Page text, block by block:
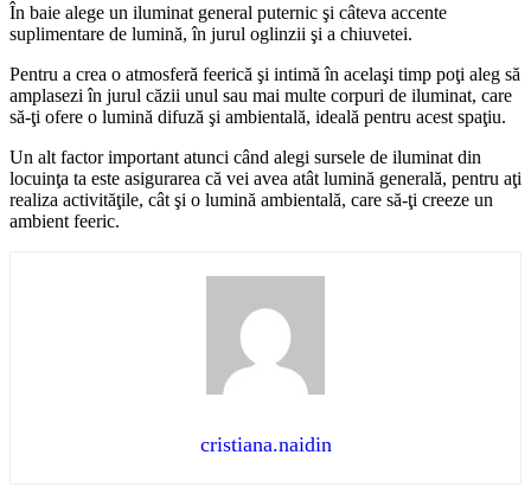
În baie alege un iluminat general puternic şi câteva accente
suplimentare de lumină, în jurul oglinzii şi a chiuvetei.
Pentru a crea o atmosferă feerică şi intimă în acelaşi timp poţi aleg să
amplasezi în jurul căzii unul sau mai multe corpuri de iluminat, care
să-ţi ofere o lumină difuză şi ambientală, ideală pentru acest spaţiu.
Un alt factor important atunci când alegi sursele de iluminat din
locuinţa ta este asigurarea că vei avea atât lumină generală, pentru aţi
realiza activităţile, cât şi o lumină ambientală, care să-ţi creeze un
ambient feeric.
cristiana.naidin